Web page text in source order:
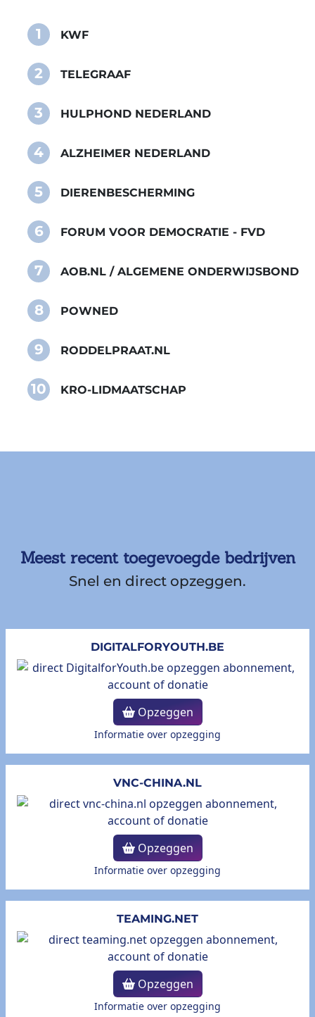
1 KWF
2 TELEGRAAF
3 HULPHOND NEDERLAND
4 ALZHEIMER NEDERLAND
5 DIERENBESCHERMING
6 FORUM VOOR DEMOCRATIE - FVD
7 AOB.NL / ALGEMENE ONDERWIJSBOND
8 POWNED
9 RODDELPRAAT.NL
10 KRO-LIDMAATSCHAP
Meest recent toegevoegde bedrijven
Snel en direct opzeggen.
DIGITALFORYOUTH.BE
Opzeggen
Informatie over opzegging
VNC-CHINA.NL
Opzeggen
Informatie over opzegging
TEAMING.NET
Opzeggen
Informatie over opzegging